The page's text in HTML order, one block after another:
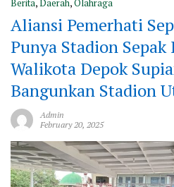
Berita,Daerah,Olahraga
Aliansi Pemerhati
Punya Stadion
Walikota Depok
Bangunkan Stadion
Admin
February 20, 2025